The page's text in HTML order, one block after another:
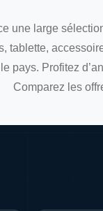
une large
tablette,
pays. Profitez
Comparez les